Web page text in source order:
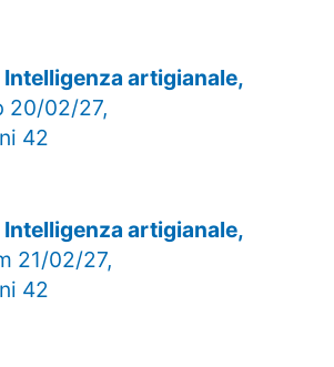
Intelligenza artigianale,
20/02/27,
42
Intelligenza artigianale,
21/02/27,
42